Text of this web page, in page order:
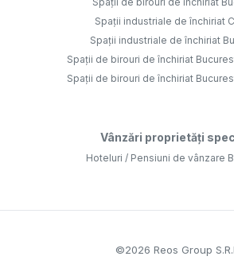
Spații industriale de închiriat
Spații industriale de închiriat
Spații de birouri de închiriat
Spații de birouri de închiriat
Vânzări proprietăți
Hoteluri / Pensiuni de vânzare
©2026 Reos Group